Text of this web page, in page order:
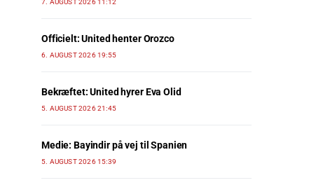
7. AUGUST 2026 11:12
Officielt: United henter Orozco
6. AUGUST 2026 19:55
Bekræftet: United hyrer Eva Olid
5. AUGUST 2026 21:45
Medie: Bayindir på vej til Spanien
5. AUGUST 2026 15:39